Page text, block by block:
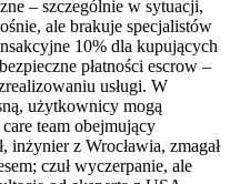
– szczególnie w sytuacji,
ale brakuje specjalistów
10% dla kupujących
płatności escrow –
usługi. W
użytkownicy mogą
team obejmujący
z Wrocławia, zmagał
czuł wyczerpanie, ale